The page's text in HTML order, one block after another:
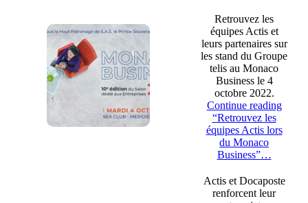
Retrouvez les
équipes Actis et
leurs partenaires sur
les stand du Groupe
telis au Monaco
Business le 4
octobre 2022.
Continue reading
“Retrouvez les
équipes Actis lors
du Monaco
Business”…
Actis et Docaposte
renforcent leur